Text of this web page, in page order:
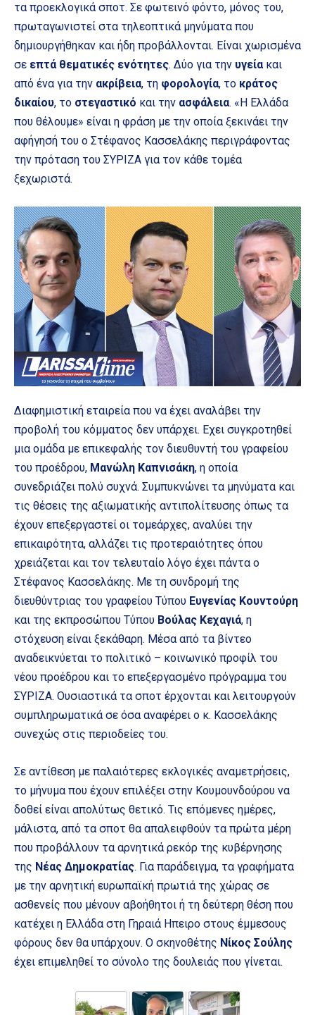
τα προεκλογικά σποτ. Σε φωτεινό φόντο, μόνος του,
πρωταγωνιστεί στα τηλεοπτικά μηνύματα που
δημιουργήθηκαν και ήδη προβάλλονται. Είναι χωρισμένα
σε επτά θεματικές ενότητες. Δύο για την υγεία και
από ένα για την ακρίβεια, τη φορολογία, το κράτος
δικαίου, το στεγαστικό και την ασφάλεια. «Η Ελλάδα
που θέλουμε» είναι η φράση με την οποία ξεκινάει την
αφήγησή του ο Στέφανος Κασσελάκης περιγράφοντας
την πρόταση του ΣΥΡΙΖΑ για τον κάθε τομέα
ξεχωριστά.
Διαφημιστική εταιρεία που να έχει αναλάβει την
προβολή του κόμματος δεν υπάρχει. Εχει συγκροτηθεί
μια ομάδα με επικεφαλής τον διευθυντή του γραφείου
του προέδρου, Μανώλη Καπνισάκη, η οποία
συνεδριάζει πολύ συχνά. Συμπυκνώνει τα μηνύματα και
τις θέσεις της αξιωματικής αντιπολίτευσης όπως τα
έχουν επεξεργαστεί οι τομεάρχες, αναλύει την
επικαιρότητα, αλλάζει τις προτεραιότητες όπου
χρειάζεται και τον τελευταίο λόγο έχει πάντα ο
Στέφανος Κασσελάκης. Με τη συνδρομή της
διευθύντριας του γραφείου Τύπου Ευγενίας Κουντούρη
και της εκπροσώπου Τύπου Βούλας Κεχαγιά, η
στόχευση είναι ξεκάθαρη. Μέσα από τα βίντεο
αναδεικνύεται το πολιτικό – κοινωνικό προφίλ του
νέου προέδρου και το επεξεργασμένο πρόγραμμα του
ΣΥΡΙΖΑ. Ουσιαστικά τα σποτ έρχονται και λειτουργούν
συμπληρωματικά σε όσα αναφέρει ο κ. Κασσελάκης
συνεχώς στις περιοδείες του.
Σε αντίθεση με παλαιότερες εκλογικές αναμετρήσεις,
το μήνυμα που έχουν επιλέξει στην Κουμουνδούρου να
δοθεί είναι απολύτως θετικό. Τις επόμενες ημέρες,
μάλιστα, από τα σποτ θα απαλειφθούν τα πρώτα μέρη
που προβάλλουν τα αρνητικά ρεκόρ της κυβέρνησης
της Νέας Δημοκρατίας. Για παράδειγμα, τα γραφήματα
με την αρνητική ευρωπαϊκή πρωτιά της χώρας σε
ασθενείς που μένουν αβοήθητοι ή τη δεύτερη θέση που
κατέχει η Ελλάδα στη Γηραιά Ηπειρο στους έμμεσους
φόρους δεν θα υπάρχουν. Ο σκηνοθέτης Νίκος Σούλης
έχει επιμεληθεί το σύνολο της δουλειάς που γίνεται.